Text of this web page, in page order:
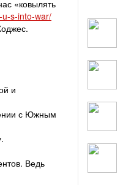
«ковылять
s-into-war/
и
с Южным
Ведь